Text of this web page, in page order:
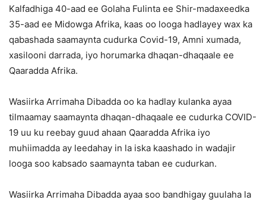
Kalfadhiga 40-aad ee Golaha Fulinta ee Shir-madaxeedka
35-aad ee Midowga Afrika, kaas oo looga hadlayey wax ka
qabashada saamaynta cudurka Covid-19, Amni xumada,
xasilooni darrada, iyo horumarka dhaqan-dhaqaale ee
Qaaradda Afrika.
Wasiirka Arrimaha Dibadda oo ka hadlay kulanka ayaa
tilmaamay saamaynta dhaqan-dhaqaale ee cudurka COVID-
19 uu ku reebay guud ahaan Qaaradda Afrika iyo
muhiimadda ay leedahay in la iska kaashado in wadajir
looga soo kabsado saamaynta taban ee cudurkan.
Wasiirka Arrimaha Dibadda ayaa soo bandhigay guulaha la